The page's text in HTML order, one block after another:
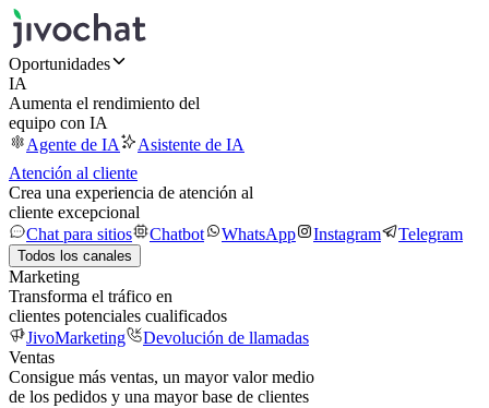
Oportunidades
IA
Aumenta el rendimiento del
equipo con IA
Agente de IA
Asistente de IA
Atención al cliente
Crea una experiencia de atención al
cliente excepcional
Chat para sitios
Chatbot WhatsApp Instagram Telegram
Todos los canales
Marketing
Transforma el tráfico en
clientes potenciales cualificados
JivoMarketing
Devolución de llamadas
Ventas
Consigue más ventas, un mayor valor medio
de los pedidos y una mayor base de clientes